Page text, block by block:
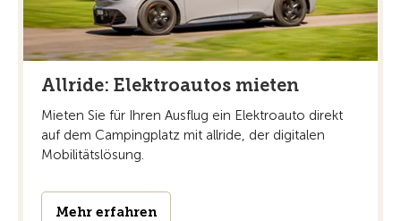
Allride: Elektroautos mieten
Mieten Sie für Ihren Ausflug ein Elektroauto direkt
auf dem Campingplatz mit allride, der digitalen
Mobilitätslösung.
Mehr erfahren